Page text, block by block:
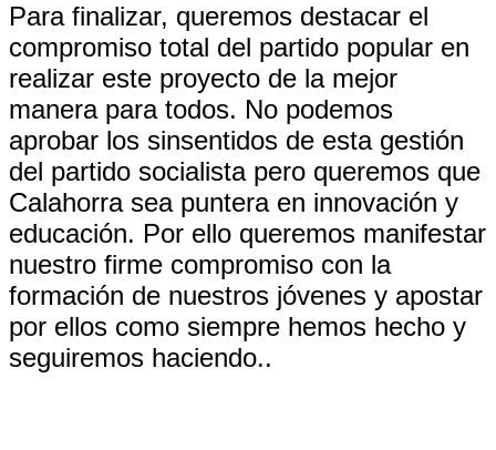
Para finalizar, queremos destacar el
compromiso total del partido popular en
realizar este proyecto de la mejor
manera para todos. No podemos
aprobar los sinsentidos de esta gestión
del partido socialista pero queremos que
Calahorra sea puntera en innovación y
educación. Por ello queremos manifestar
nuestro firme compromiso con la
formación de nuestros jóvenes y apostar
por ellos como siempre hemos hecho y
seguiremos haciendo..